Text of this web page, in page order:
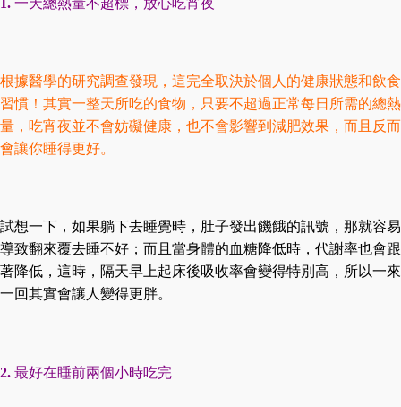
1. 一天總熱量不超標，放心吃宵夜
根據醫學的研究調查發現，這完全取決於個人的健康狀態和飲食
習慣！其實一整天所吃的食物，只要不超過正常每日所需的總熱
量，吃宵夜並不會妨礙健康，也不會影響到減肥效果，而且反而
會讓你睡得更好。
試想一下，如果躺下去睡覺時，肚子發出饑餓的訊號，那就容易
導致翻來覆去睡不好；而且當身體的血糖降低時，代謝率也會跟
著降低，這時，隔天早上起床後吸收率會變得特別高，所以一來
一回其實會讓人變得更胖。
2. 最好在睡前兩個小時吃完